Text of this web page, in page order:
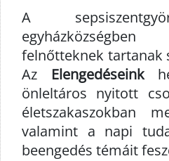
A
felnőtteknek tartanak
Az Elengedéseink
önleltáros nyitott
életszakaszokban
valamint a napi
beengedés témáit